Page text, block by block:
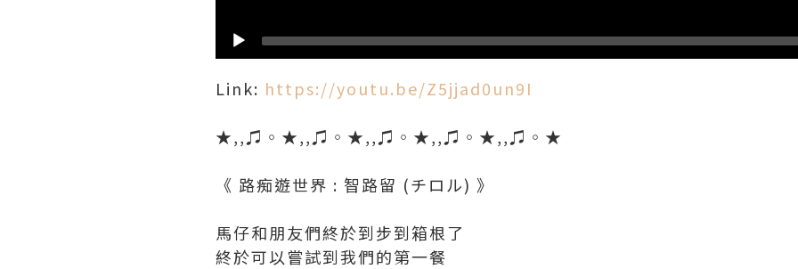
Link: https://youtu.be/Z5jjad0un9I
★,,♫◦★,,♫◦★,,♫◦★,,♫◦★,,♫◦★
《 路痴遊世界 : 智路留 (チロル) 》
馬仔和朋友們終於到步到箱根了
終於可以嘗試到我們的第一餐